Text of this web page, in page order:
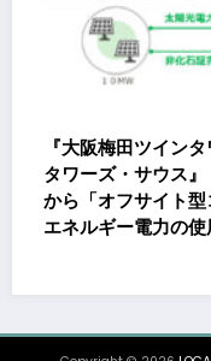
梅田ツイン
いて8月下旬
る再生可能
株式